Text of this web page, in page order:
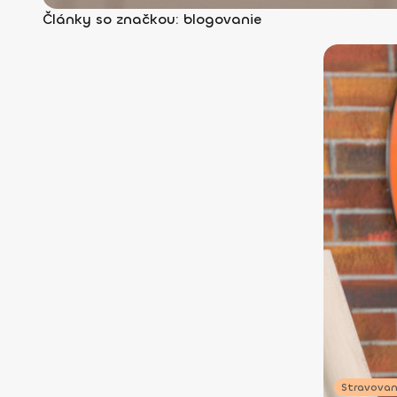
Články so značkou: blogovanie